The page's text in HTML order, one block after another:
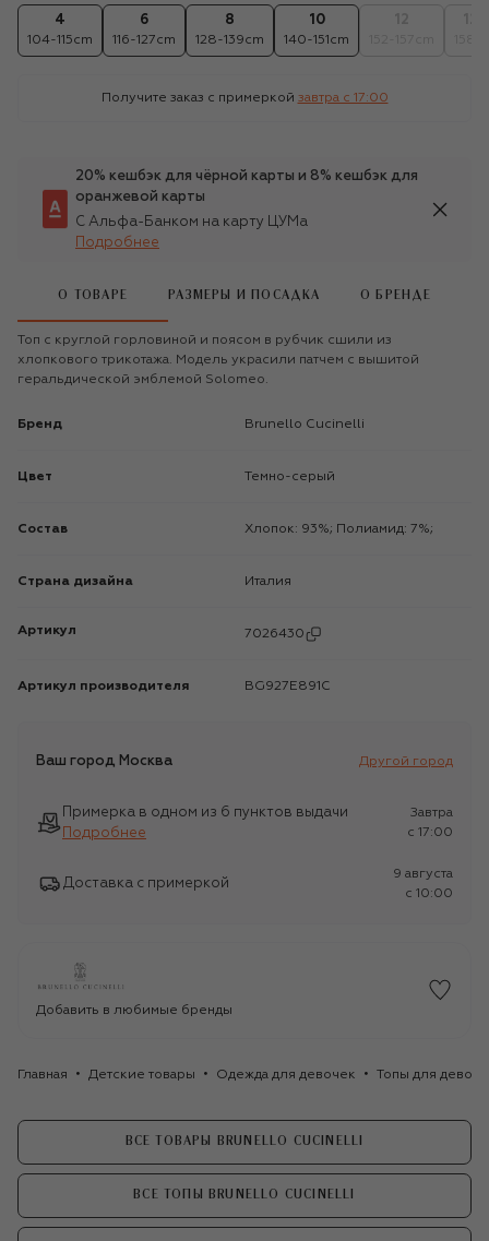
4
104-115cm
6
116-127cm
8
128-139cm
10
140-151cm
Получите заказ с примеркой завтра c 17:00
20% кешбэк для чёрной карты и 8% кешбэк для
оранжевой карты
С Альфа-Банком на карту ЦУМа
Подробнее
О ТОВАРЕ РАЗМЕРЫ И ПОСАДКА О БРЕНДЕ
Топ с круглой горловиной и поясом в рубчик сшили из
хлопкового трикотажа. Модель украсили патчем с вышитой
геральдической эмблемой Solomeo.
Бренд Brunello Cucinelli
Цвет Темно-серый
Состав Хлопок: 93%; Полиамид: 7%;
Страна дизайна Италия
Артикул 7026430
Артикул производителя BG927E891C
Ваш город Москва Другой город
Примерка в одном из 6 пунктов выдачи
Подробнее
Завтра
c 17:00
Доставка с примеркой
9 августа
c 10:00
Добавить в любимые бренды
Главная Детские товары Одежда для девочек Топы для
ВСЕ ТОВАРЫ BRUNELLO CUCINELLI
ВСЕ ТОПЫ BRUNELLO CUCINELLI